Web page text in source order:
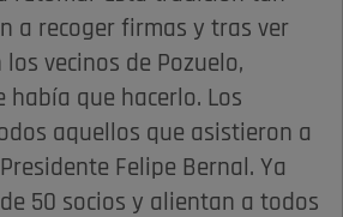
a recoger firmas y tras ver
vecinos de Pozuelo,
había que hacerlo. Los
aquellos que asistieron a
Felipe Bernal. Ya
50 socios y alientan a todos